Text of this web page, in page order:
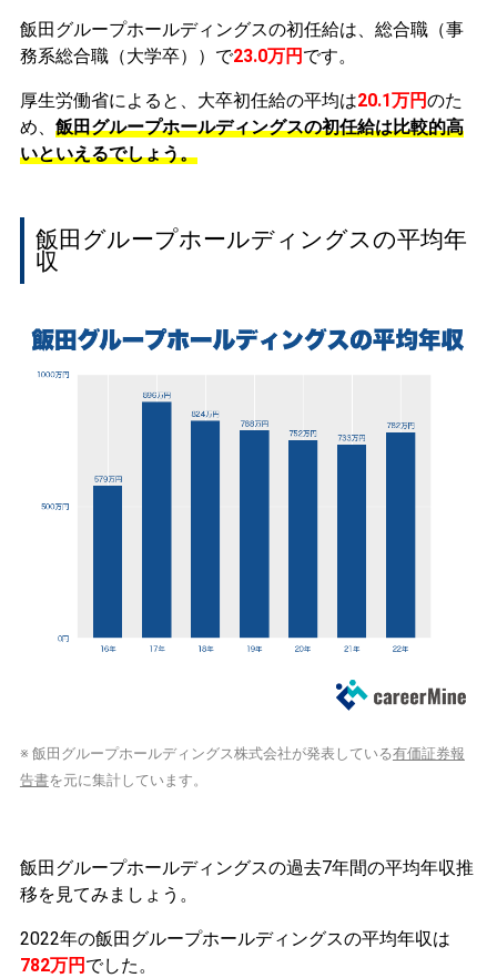
飯田グループホールディングスの初任給は、総合職（事
務系総合職（大学卒））で23.0万円 です。
厚生労働省によると、大卒初任給の平均は20.1万円のた
め、 飯田グループホールディングスの初任給は比較的高
いといえるでしょう。
飯田グループホールディングスの平均年
収
※ 飯田グループホールディングス株式会社が発表している有価証券報
告書を元に集計しています。
飯田グループホールディングスの過去7年間の平均年収推
移を見てみましょう。
2022年の飯田グループホールディングスの平均年収は
782万円 でした。